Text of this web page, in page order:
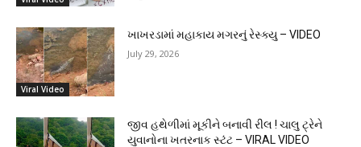
Viral Video
ખાખરડામાં મહાકાય મગરનું રેસ્ક્યુ – VIDEO
July 29, 2026
જીવ હથેળીમાં મૂકીને બનાવી રીલ ! ચાલુ ટ્રેને
યુવાનોના ખતરનાક સ્ટંટ – VIRAL VIDEO